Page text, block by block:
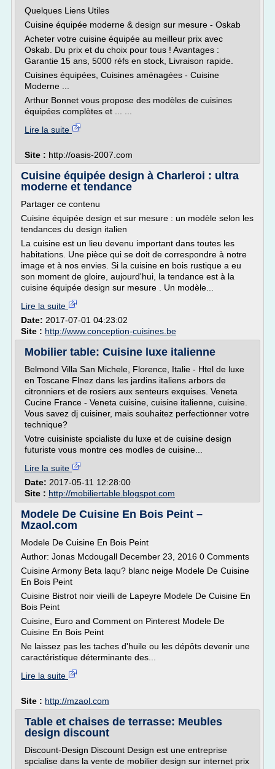
Quelques Liens Utiles
Cuisine équipée moderne & design sur mesure - Oskab
Acheter votre cuisine équipée au meilleur prix avec
Oskab. Du prix et du choix pour tous ! Avantages :
Garantie 15 ans, 5000 réfs en stock, Livraison rapide.
Cuisines équipées, Cuisines aménagées - Cuisine
Moderne ...
Arthur Bonnet vous propose des modèles de cuisines
équipées complètes et ... ...
Lire la suite
Site : http://oasis-2007.com
Cuisine équipée design à Charleroi : ultra
moderne et tendance
Partager ce contenu
Cuisine équipée design et sur mesure : un modèle selon les
tendances du design italien
La cuisine est un lieu devenu important dans toutes les
habitations. Une pièce qui se doit de correspondre à notre
image et à nos envies. Si la cuisine en bois rustique a eu
son moment de gloire, aujourd'hui, la tendance est à la
cuisine équipée design sur mesure . Un modèle...
Lire la suite
Date: 2017-07-01 04:23:02
Site : http://www.conception-cuisines.be
Mobilier table: Cuisine luxe italienne
Belmond Villa San Michele, Florence, Italie - Htel de luxe
en Toscane Flnez dans les jardins italiens arbors de
citronniers et de rosiers aux senteurs exquises. Veneta
Cucine France - Veneta cuisine, cuisine italienne, cuisine.
Vous savez dj cuisiner, mais souhaitez perfectionner votre
technique?
Votre cuisiniste spcialiste du luxe et de cuisine design
futuriste vous montre ces modles de cuisine...
Lire la suite
Date: 2017-05-11 12:28:00
Site : http://mobiliertable.blogspot.com
Modele De Cuisine En Bois Peint –
Mzaol.com
Modele De Cuisine En Bois Peint
Author: Jonas Mcdougall December 23, 2016 0 Comments
Cuisine Armony Beta laqu? blanc neige Modele De Cuisine
En Bois Peint
Cuisine Bistrot noir vieilli de Lapeyre Modele De Cuisine En
Bois Peint
Cuisine, Euro and Comment on Pinterest Modele De
Cuisine En Bois Peint
Ne laissez pas les taches d'huile ou les dépôts devenir une
caractéristique déterminante des...
Lire la suite
Site : http://mzaol.com
Table et chaises de terrasse: Meubles
design discount
Discount-Design Discount Design est une entreprise
spcialise dans la vente de mobilier design sur internet prix